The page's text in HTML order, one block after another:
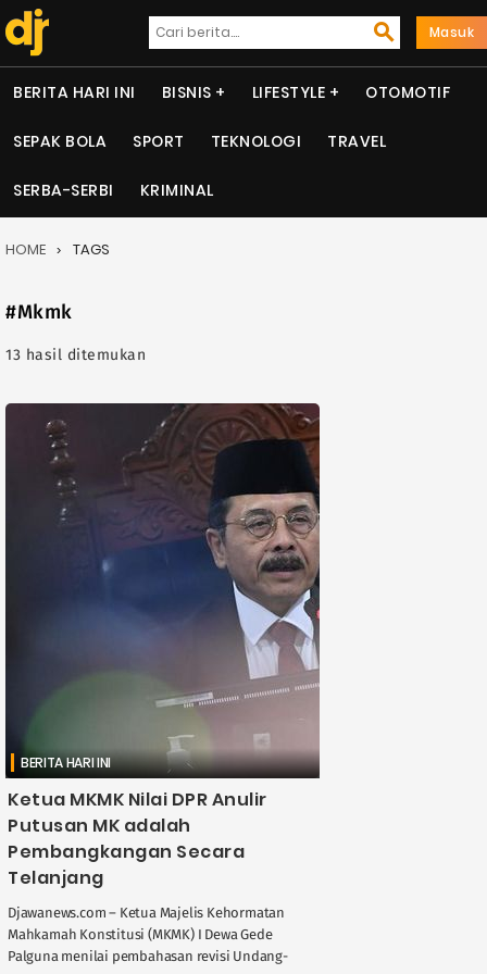
Masuk
BERITA HARI INI BISNIS LIFESTYLE OTOMOTIF
SEPAK BOLA SPORT TEKNOLOGI TRAVEL
SERBA-SERBI KRIMINAL
HOME TAGS
#Mkmk
13 hasil ditemukan
BERITA HARI INI
Ketua MKMK Nilai DPR Anulir
Putusan MK adalah
Pembangkangan Secara
Telanjang
Djawanews.com – Ketua Majelis Kehormatan
Mahkamah Konstitusi (MKMK) I Dewa Gede
Palguna menilai pembahasan revisi Undang-